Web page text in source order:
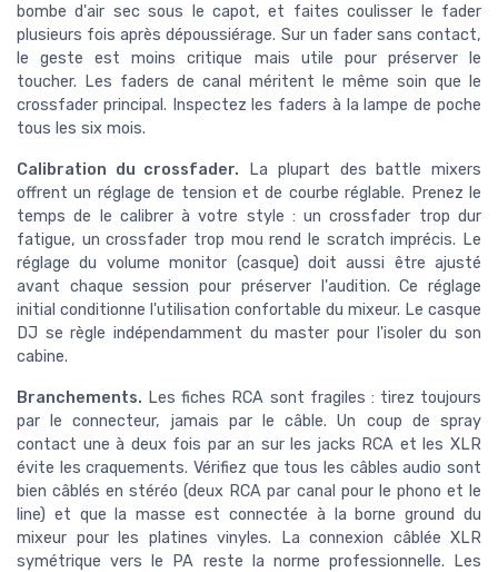
bombe d'air sec sous le capot, et faites coulisser le fader
plusieurs fois après dépoussiérage. Sur un fader sans contact,
le geste est moins critique mais utile pour préserver le
toucher. Les faders de canal méritent le même soin que le
crossfader principal. Inspectez les faders à la lampe de poche
tous les six mois.
Calibration du crossfader. La plupart des battle mixers
offrent un réglage de tension et de courbe réglable. Prenez le
temps de le calibrer à votre style : un crossfader trop dur
fatigue, un crossfader trop mou rend le scratch imprécis. Le
réglage du volume monitor (casque) doit aussi être ajusté
avant chaque session pour préserver l'audition. Ce réglage
initial conditionne l'utilisation confortable du mixeur. Le casque
DJ se règle indépendamment du master pour l'isoler du son
cabine.
Branchements. Les fiches RCA sont fragiles : tirez toujours
par le connecteur, jamais par le câble. Un coup de spray
contact une à deux fois par an sur les jacks RCA et les XLR
évite les craquements. Vérifiez que tous les câbles audio sont
bien câblés en stéréo (deux RCA par canal pour le phono et le
line) et que la masse est connectée à la borne ground du
mixeur pour les platines vinyles. La connexion câblée XLR
symétrique vers le PA reste la norme professionnelle. Les